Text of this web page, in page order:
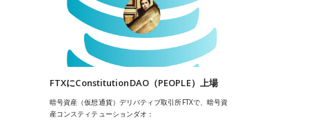
FTXにConstitutionDAO（PEOPLE）上場
暗号資産（仮想通貨）デリバティブ取引所FTXで、暗号資
産コンスティテューションダオ：